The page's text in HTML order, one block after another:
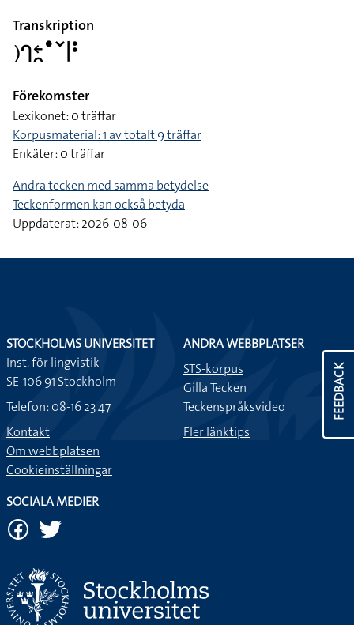
Transkription
􌤊􌤪􌥓􌥘􌤟􌥧􌥼􌥻
Förekomster
Lexikonet: 0 träffar
Korpusmaterial: 1 av totalt 9 träffar
Enkäter: 0 träffar
Andra tecken med samma betydelse
Teckenformen kan också betyda
Uppdaterat: 2026-08-06
FEEDBACK
STOCKHOLMS UNIVERSITET
Inst. för lingvistik
SE-106 91 Stockholm
Telefon: 08-16 23 47
Kontakt
Om webbplatsen
Cookieinställningar
ANDRA WEBBPLATSER
STS-korpus
Gilla Tecken
Teckenspråksvideo
Fler länktips
SOCIALA MEDIER